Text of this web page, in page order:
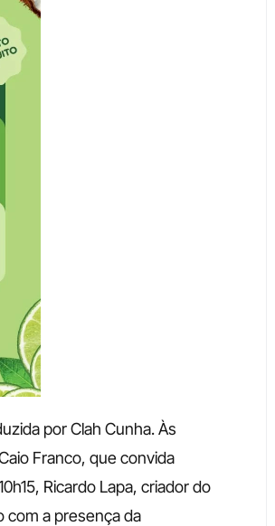
por Clah Cunha. Às
Franco, que convida
Ricardo Lapa, criador do
com a presença da